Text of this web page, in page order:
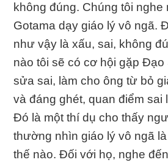
không đúng. Chúng tôi
Gotama dạy giáo lý vô ngã.
như vậy là xấu, sai, không
nào tôi sẽ có cơ hội gặp Ðạo
sửa sai, làm cho ông từ bỏ
và đáng ghét, quan điểm sai
Ðó là một thí dụ cho thấy
thường nhìn giáo lý vô ngã
thế nào. Ðối với họ, nghe